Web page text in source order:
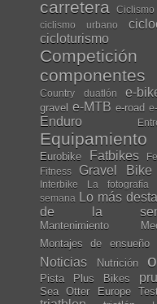
carretera
Ciclismo
ciclismo urbano
cicloturismo
Competición
componentes
Country duatlón e-
gravel e-MTB e-road
Enduro
Equipamiento
Eurobike Fatbikes
Fitness
Gravel Bike
Interbike
La
semana
Lo más
de la
Mantenimiento
Montajes de ensueño
Noticias Nutrición
Pista Plus Bikes
Sea Otter Europe